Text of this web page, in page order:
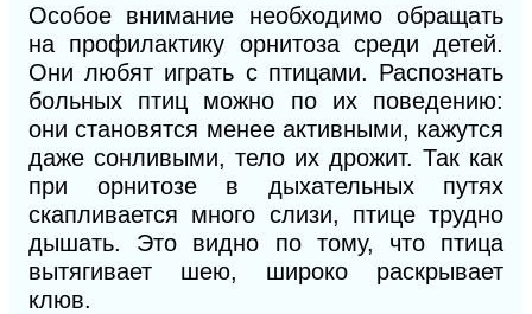
Особое внимание необходимо обращать
на профилактику орнитоза среди детей.
Они любят играть с птицами. Распознать
больных птиц можно по их поведению:
они становятся менее активными, кажутся
даже сонливыми, тело их дрожит. Так как
при орнитозе в дыхательных путях
скапливается много слизи, птице трудно
дышать. Это видно по тому, что птица
вытягивает шею, широко раскрывает
клюв.